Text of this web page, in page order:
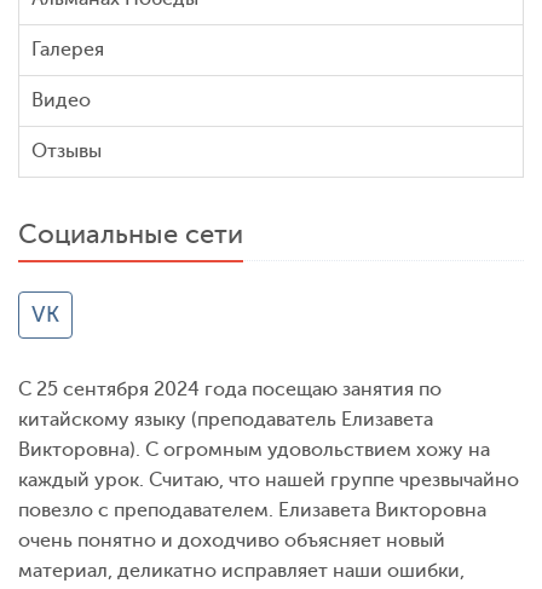
Галерея
Видео
Отзывы
Социальные сети
VK
С 25 сентября 2024 года посещаю занятия по
китайскому языку (преподаватель Елизавета
Викторовна). С огромным удовольствием хожу на
каждый урок. Считаю, что нашей группе чрезвычайно
повезло с преподавателем. Елизавета Викторовна
очень понятно и доходчиво объясняет новый
материал, деликатно исправляет наши ошибки,